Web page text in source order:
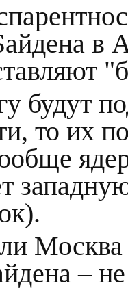
в
будут
то их
Москва
–